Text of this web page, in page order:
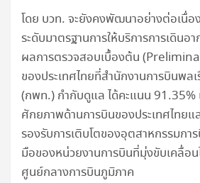
โดย บวท. จะยังคงพัฒนาอย่างต่อเนื่อ
ระดับมาตรฐานการให้บริการการเดินอ
ผลการตรวจสอบเบื้องต้น
ของประเทศไทยที่สำนักงานการบินพล
(กพท.) กำกับดูแล ได้คะแนน 91.35%
ศักยภาพด้านการบินของประเทศไทยแ
รองรับการเติบโตของอุตสาหกรรมกา
มือของหน่วยงานการบินที่มุ่งขับเคลื่อน
ศูนย์กลางการบินภูมิภาค